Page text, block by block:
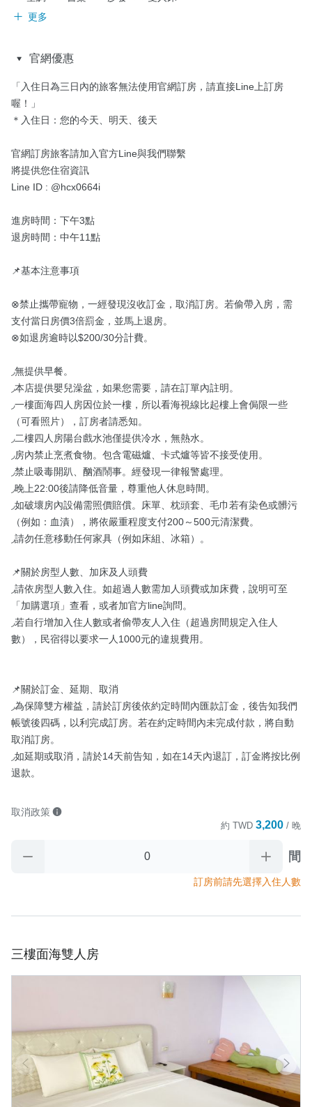
更多
官網優惠
「入住日為三日內的旅客無法使用官網訂房，請直接Line上訂房
喔！」
＊入住日：您的今天、明天、後天
官網訂房旅客請加入官方Line與我們聯繫
將提供您住宿資訊
Line ID : @hcx0664i
進房時間：下午3點
退房時間：中午11點
📌基本注意事項
⊗禁止攜帶寵物，一經發現沒收訂金，取消訂房。若偷帶入房，需
支付當日房價3倍罰金，並馬上退房。
⊗如退房逾時以$200/30分計費。
◞無提供早餐。
◞本店提供嬰兒澡盆，如果您需要，請在訂單內註明。
◞一樓面海四人房因位於一樓，所以看海視線比起樓上會侷限一些
（可看照片），訂房者請悉知。
◞二樓四人房陽台戲水池僅提供冷水，無熱水。
◞房內禁止烹煮食物。包含電磁爐、卡式爐等皆不接受使用。
◞禁止吸毒開趴、酗酒鬧事。經發現一律報警處理。
◞晚上22:00後請降低音量，尊重他人休息時間。
◞如破壞房內設備需照價賠償。床單、枕頭套、毛巾若有染色或髒污
（例如：血漬），將依嚴重程度支付200～500元清潔費。
◞請勿任意移動任何家具（例如床組、冰箱）。
📌關於房型人數、加床及人頭費
◞請依房型人數入住。如超過人數需加人頭費或加床費，說明可至
「加購選項」查看，或者加官方line詢問。
◞若自行增加入住人數或者偷帶友人入住（超過房間規定入住人
數），民宿得以要求一人1000元的違規費用。
📌關於訂金、延期、取消
◞為保障雙方權益，請於訂房後依約定時間內匯款訂金，後告知我們
帳號後四碼，以利完成訂房。若在約定時間內未完成付款，將自動
取消訂房。
◞如延期或取消，請於14天前告知，如在14天內退訂，訂金將按比例
退款。
取消政策
約 TWD 3,200 / 晚
間
訂房前請先選擇入住人數
三樓面海雙人房